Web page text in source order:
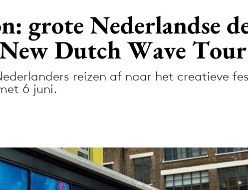
Media
Reputatie & crisis
grote Nederlandse
Dutch Wave Tour
reizen af naar het creatieve
6 juni.